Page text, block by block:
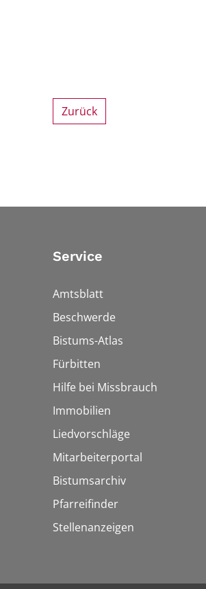
Zurück
Service
Amtsblatt
Beschwerde
Bistums-Atlas
Fürbitten
Hilfe bei Missbrauch
Immobilien
Liedvorschläge
Mitarbeiterportal
Bistumsarchiv
Pfarreifinder
Stellenanzeigen